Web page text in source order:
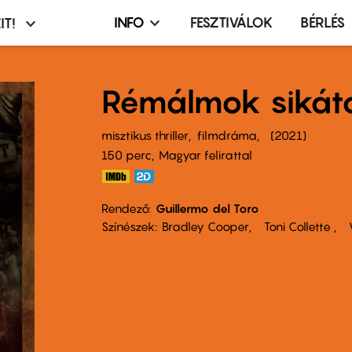
Infó,
terembérlés
menü
INFO FESZTIVÁLOK BÉRLÉS
Rémálmok
misztikus thriller filmdráma
2021
150 perc,
Magyar felirattal
Rendező Guillermo del Toro
Színészek
Bradley Cooper Toni Collette